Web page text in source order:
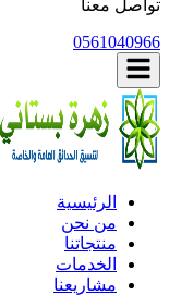
تواصل معنا
0561040966
الرئيسية
من نحن
منتجاتنا
الخدمات
مشاريعنا